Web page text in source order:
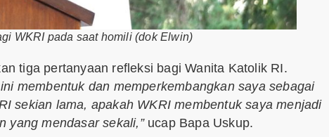
WKRI pada saat homili (dok Elwin)
tiga pertanyaan refleksi bagi Wanita Katolik RI.
membentuk dan memperkembangkan saya sebagai
sekian lama, apakah WKRI membentuk saya menjadi
yang mendasar sekali,”ucap Bapa Uskup.